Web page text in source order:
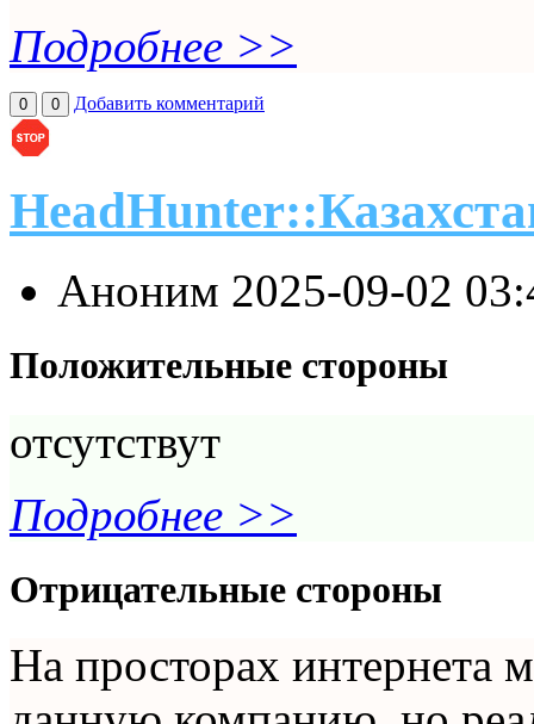
Подробнее >>
0 0 Добавить комментарий
Аноним 2025-09-02
Положительные стороны
отсутствут
Подробнее >>
Отрицательные стороны
На просторах интернета